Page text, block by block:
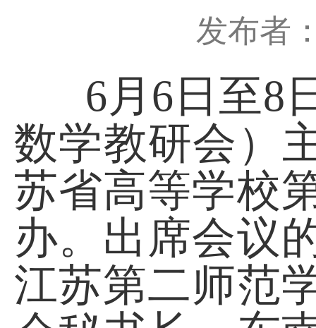
发布者
6月6日至8日
数学教研会）
苏省高等学校
办。出席会议
江苏第二师范